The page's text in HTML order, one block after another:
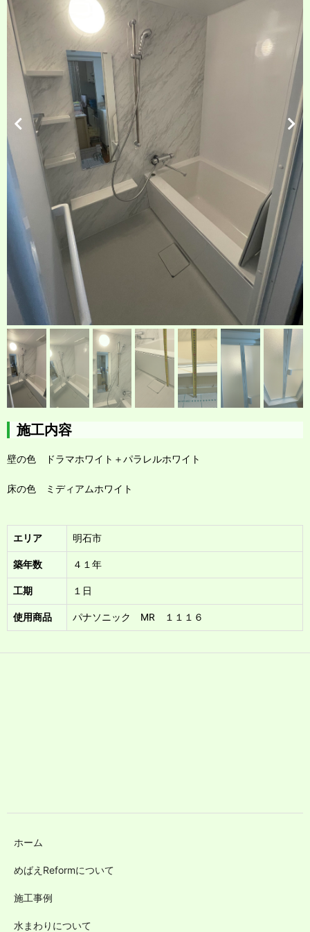
施工内容
壁の色 ドラマホワイト＋パラレルホワイト
床の色 ミディアムホワイト
エリア 明石市
築年数 ４１年
工期 １日
使用商品 パナソニック MR １１１６
ホーム
めばえReformについて
施工事例
水まわりについて